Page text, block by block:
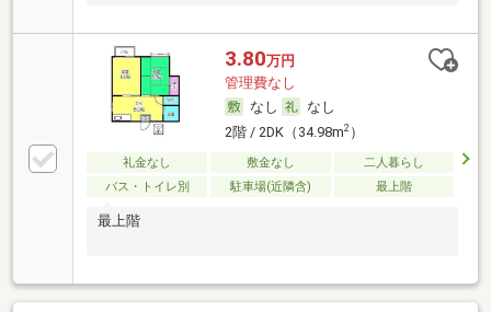
3.80万円
管理費なし
なし
なし
2階 / 2DK（34.98m2）
礼金なし 敷金なし
二人暮らし
バス・トイレ別
駐車場(近隣含) 最上階
最上階